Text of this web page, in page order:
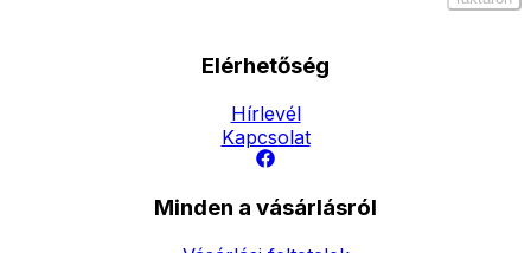
Elérhetőség
Hírlevél
Kapcsolat
Minden a vásárlásról